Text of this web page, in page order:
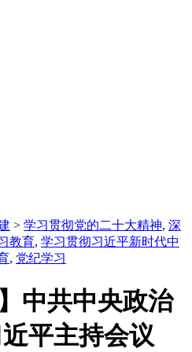
> 学习贯彻党的二十大精神, 深
教育, 学习贯彻习近平新时代中
, 党纪学习
中共中央政治
平主持会议